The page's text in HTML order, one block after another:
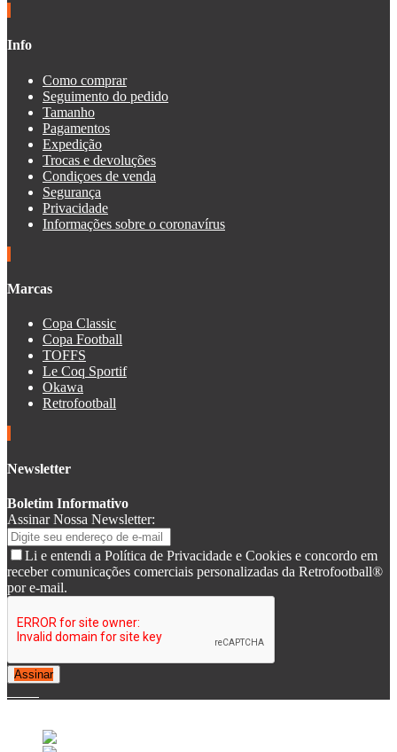
Info
Como comprar
Seguimento do pedido
Tamanho
Pagamentos
Expedição
Trocas e devoluções
Condiçoes de venda
Segurança
Privacidade
Informações sobre o coronavírus
Marcas
Copa Classic
Copa Football
TOFFS
Le Coq Sportif
Okawa
Retrofootball
Newsletter
Boletim Informativo
Assinar Nossa Newsletter:
Li e entendi a Política de Privacidade e Cookies e concordo em
receber comunicações comerciais personalizadas da Retrofootball®
por e-mail.
Assinar